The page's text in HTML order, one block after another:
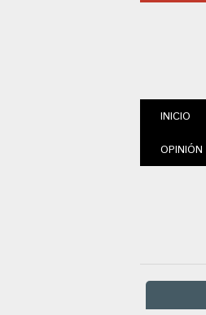
INICIO
OPINIÓN